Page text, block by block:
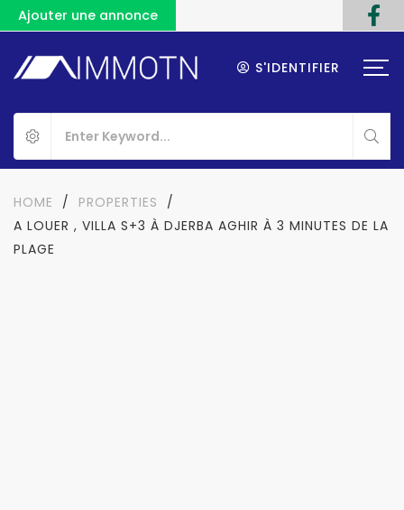
Ajouter une annonce
S'IDENTIFIER
HOME / PROPERTIES
/
A LOUER , VILLA S+3 À DJERBA AGHIR À 3 MINUTES DE LA
PLAGE